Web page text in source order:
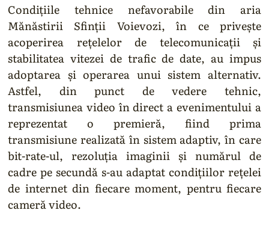
Condițiile tehnice nefavorabile din aria
Mănăstirii Sfinții Voievozi, în ce privește
acoperirea rețelelor de telecomunicații și
stabilitatea vitezei de trafic de date, au impus
adoptarea și operarea unui sistem alternativ.
Astfel, din punct de vedere tehnic,
transmisiunea video în direct a evenimentului a
reprezentat o premieră, fiind prima
transmisiune realizată în sistem adaptiv, în care
bit-rate-ul, rezoluția imaginii și numărul de
cadre pe secundă s-au adaptat condițiilor rețelei
de internet din fiecare moment, pentru fiecare
cameră video.